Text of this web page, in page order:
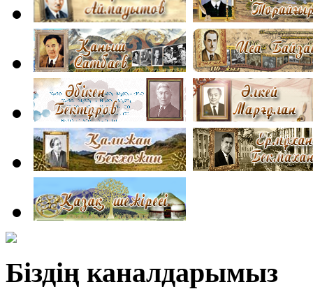
Біздің каналдарымыз